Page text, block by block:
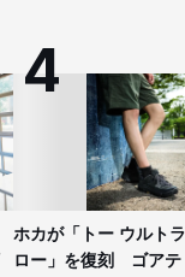
ホカが「トー ウルトラ
ロー」を復刻 ゴアテ